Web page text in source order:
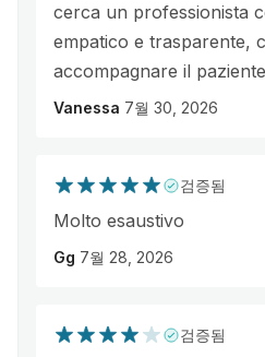
cerca un professionista
empatico e trasparente,
accompagnare il
Vanessa 7월 30, 2026
검증됨
Molto esaustivo
Gg 7월 28, 2026
검증됨